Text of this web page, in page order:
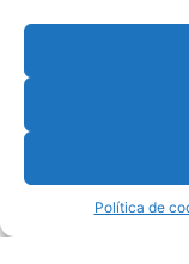
Política de